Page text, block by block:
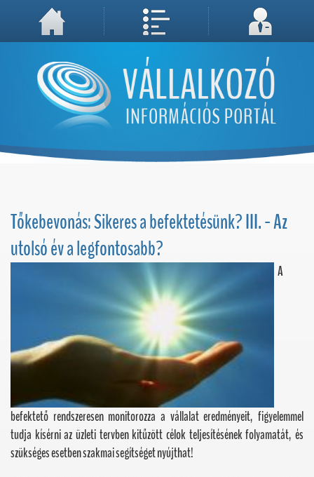
A weboldal használatával Ön elfogadja, hogy Cookie-kat (sütiket) tároljunk számítógépén. A sütik a weboldal megfelelő működéséhez
Megértettem, folytatás...
Tőkebevonás: Sikeres a befektetésünk? III. - Az
utolsó év a legfontosabb?
A
befektető rendszeresen monitorozza a vállalat eredményeit, figyelemmel
tudja kísérni az üzleti tervben kitűzött célok teljesítésének folyamatát, és
szükséges esetben szakmai segítséget nyújthat!